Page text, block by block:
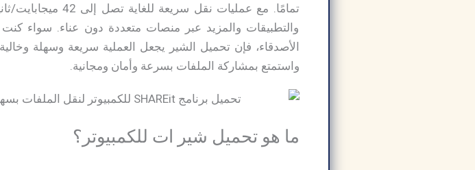
تمامًا. مع عمليات
والتطبيقات والمزيد عبر منصات متعددة دون عناء. سواء
الأصدقاء، فإن تحميل الشير​ يجعل العملية سريعة وسهلة
واستمتع بمشاركة الملفات بسرعة وأمان ومجانية.
ما هو تحميل شير ات للكمبيوتر​؟